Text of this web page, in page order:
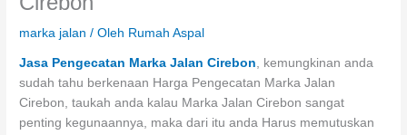
marka jalan / Oleh Rumah Aspal
Jasa Pengecatan Marka Jalan Cirebon, kemungkinan anda
sudah tahu berkenaan Harga Pengecatan Marka Jalan
Cirebon, taukah anda kalau Marka Jalan Cirebon sangat
penting kegunaannya, maka dari itu anda Harus memutuskan